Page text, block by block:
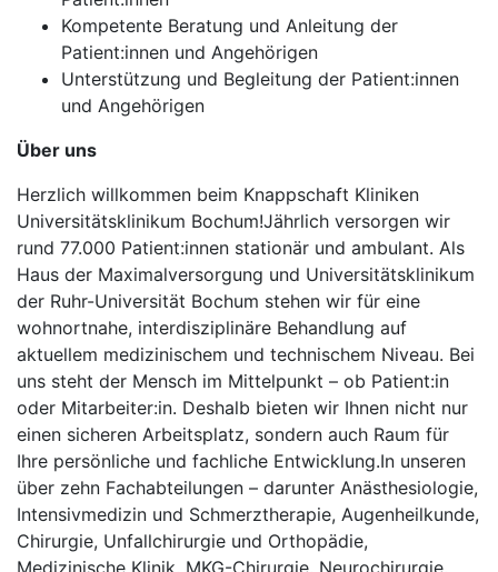
Kompetente Beratung und Anleitung der
Patient:innen und Angehörigen
Unterstützung und Begleitung der Patient:innen
und Angehörigen
Über uns
Herzlich willkommen beim Knappschaft Kliniken
Universitätsklinikum Bochum!Jährlich versorgen wir
rund 77.000 Patient:innen stationär und ambulant. Als
Haus der Maximalversorgung und Universitätsklinikum
der Ruhr-Universität Bochum stehen wir für eine
wohnortnahe, interdisziplinäre Behandlung auf
aktuellem medizinischem und technischem Niveau. Bei
uns steht der Mensch im Mittelpunkt – ob Patient:in
oder Mitarbeiter:in. Deshalb bieten wir Ihnen nicht nur
einen sicheren Arbeitsplatz, sondern auch Raum für
Ihre persönliche und fachliche Entwicklung.In unseren
über zehn Fachabteilungen – darunter Anästhesiologie,
Intensivmedizin und Schmerztherapie, Augenheilkunde,
Chirurgie, Unfallchirurgie und Orthopädie,
Medizinische Klinik, MKG-Chirurgie, Neurochirurgie,